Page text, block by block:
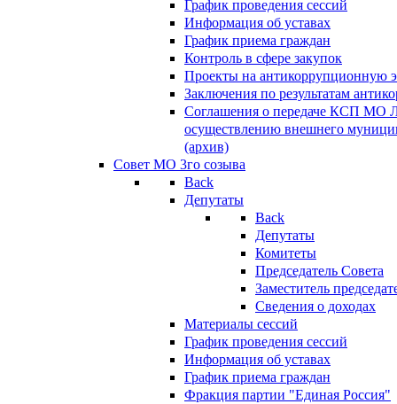
График проведения сессий
Информация об уставах
График приема граждан
Контроль в сфере закупок
Проекты на антикоррупционную
Заключения по результатам
Соглашения о передаче КСП МО
осуществлению внешнего
(архив)
Совет МО 3го созыва
Back
Депутаты
Back
Депутаты
Комитеты
Председатель Совета
Заместитель
Сведения о доходах
Материалы сессий
График проведения сессий
Информация об уставах
График приема граждан
Фракция партии "Единая Россия"